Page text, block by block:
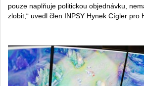
pouze naplňuje politickou objednávku,
zlobit,“ uvedl člen INPSY Hynek Cígler pro